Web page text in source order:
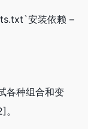
安装依赖 –
各种组合和变